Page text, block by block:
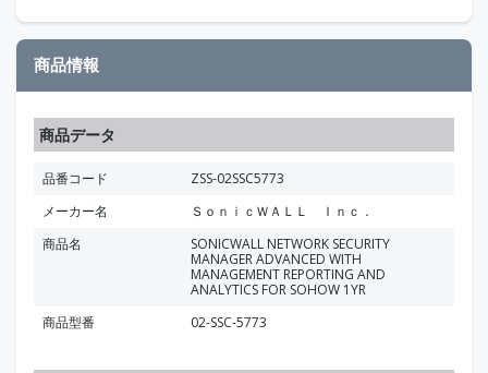
商品情報
商品データ
品番コード
ZSS-02SSC5773
メーカー名
ＳｏｎｉｃＷＡＬＬ Ｉｎｃ．
商品名
SONICWALL NETWORK SECURITY
MANAGER ADVANCED WITH
MANAGEMENT REPORTING AND
ANALYTICS FOR SOHOW 1YR
商品型番
02-SSC-5773